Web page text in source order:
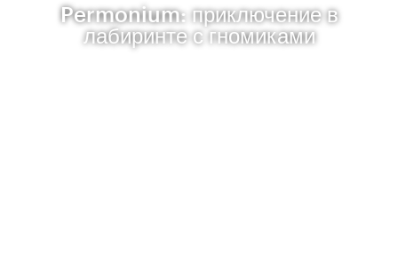
Permonium: приключение в
лабиринте с гномиками